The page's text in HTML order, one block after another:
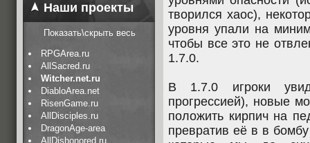
Наши проекты
Показать\скрыть весь
RPGArea.ru
AllSacred.ru
Witcher.net.ru
DiabloArea.net
RisenGame.ru
AllDisciples.ru
DragonAge-area
AllDishonored.ru
творился хаос),
уровня упали на
чтобы все это не
1.7.0.
В 1.7.0 игроки
прогрессией), новые
положить кирпич на
превратив её в в